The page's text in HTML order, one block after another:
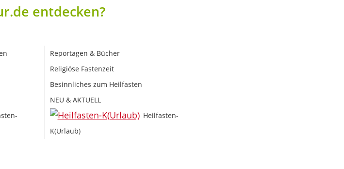
entdecken?
Reportagen & Bücher
Religiöse Fastenzeit
Besinnliches zum Heilfasten
NEU & AKTUELL
Heilfasten-
K(Urlaub)